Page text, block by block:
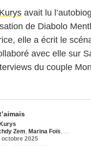
avait lu
de Diabolo
elle a écrit le
avec elle sur
du couple
Zem Marina Foïs
octobre 2025